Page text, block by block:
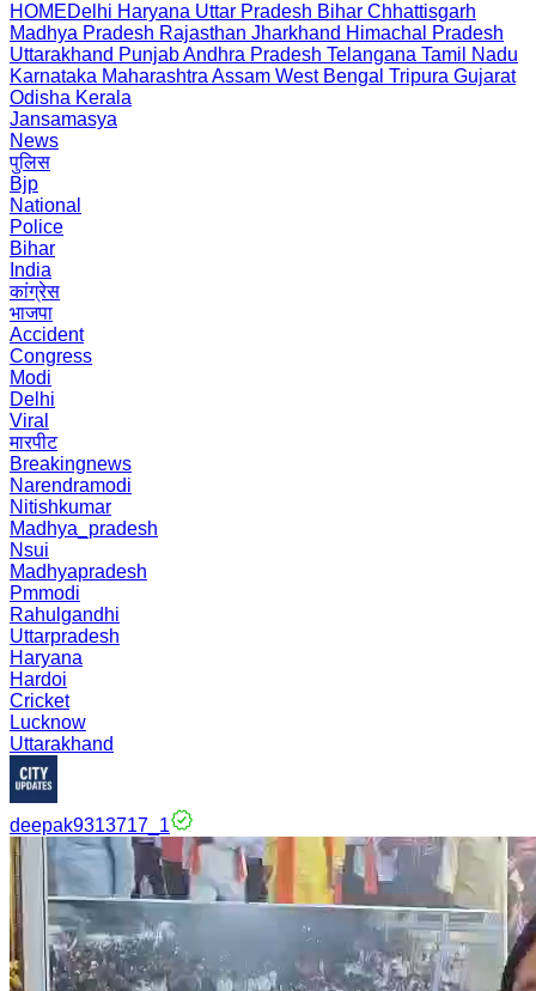
HOMEDelhi Haryana Uttar Pradesh Bihar Chhattisgarh
Madhya Pradesh Rajasthan Jharkhand Himachal Pradesh
Uttarakhand PunjabAndhra Pradesh Telangana Tamil Nadu
Karnataka Maharashtra Assam West Bengal Tripura Gujarat
Odisha Kerala
Jansamasya
News
पुलिस
Bjp
National
Police
Bihar
India
कांग्रेस
भाजपा
Accident
Congress
Modi
Delhi
Viral
मारपीट
Breakingnews
Narendramodi
Nitishkumar
Madhya_pradesh
Nsui
Madhyapradesh
Pmmodi
Rahulgandhi
Uttarpradesh
Haryana
Hardoi
Cricket
Lucknow
Uttarakhand
deepak9313717_1